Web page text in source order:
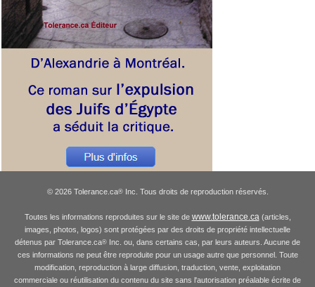
© 2026 Tolerance.ca®Inc. Tous droits de reproduction réservés.
Toutes les informations reproduites sur le site de www.tolerance.ca(articles,
images, photos, logos) sont protégées par des droits de propriété intellectuelle
détenus par Tolerance.ca® Inc. ou, dans certains cas, par leurs auteurs. Aucune de
ces informations ne peut être reproduite pour un usage autre que personnel. Toute
modification, reproduction à large diffusion, traduction, vente, exploitation
commerciale ou réutilisation du contenu du site sans l'autorisation préalable écrite de